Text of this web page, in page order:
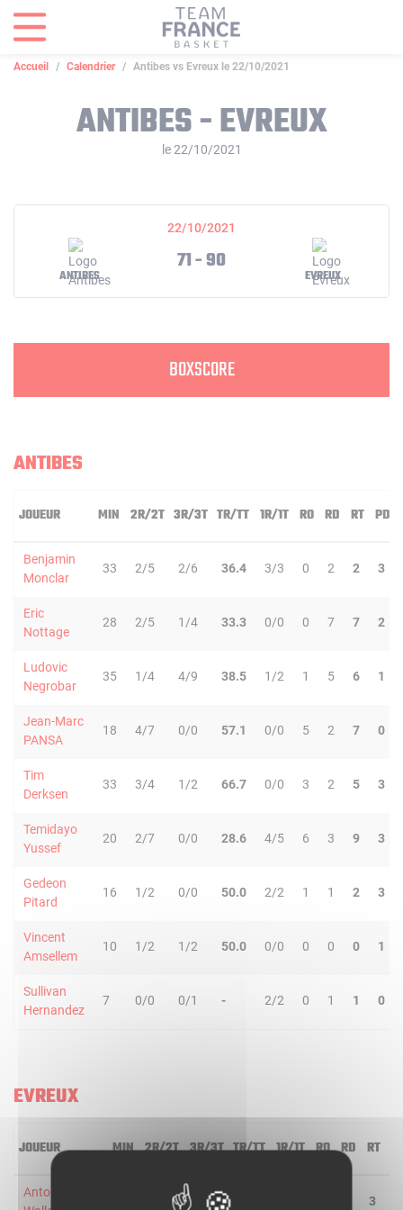
Accueil Calendrier Antibes vs Evreux le 22/10/2021
ANTIBES - EVREUX
le 22/10/2021
22/10/2021
ANTIBES
71 - 90
EVREUX
BOXSCORE
ANTIBES
JOUEUR MIN 2R/2T 3R/3T TR/TT 1R/1T RO RD RT PD
Benjamin
Monclar
33 2/5 2/6 36.4 3/3 0 2 2 3
Eric
Nottage
28 2/5 1/4 33.3 0/0 0 7 7 2
Ludovic
Negrobar
35 1/4 4/9 38.5 1/2 1 5 6 1
Jean-Marc
PANSA
18 4/7 0/0 57.1 0/0 5 2 7 0
Tim
Derksen
33 3/4 1/2 66.7 0/0 3 2 5 3
Temidayo
Yussef
20 2/7 0/0 28.6 4/5 6 3 9 3
Gedeon
Pitard
16 1/2 0/0 50.0 2/2 1 1 2 3
Vincent
Amsellem
10 1/2 1/2 50.0 0/0 0 0 0 1
Sullivan
Hernandez
7 0/0 0/1 - 2/2 0 1 1 0
EVREUX
JOUEUR MIN 2R/2T 3R/3T TR/TT 1R/1T RO RD RT
Antoine
0/2 3
Panneau de gestion des cookies